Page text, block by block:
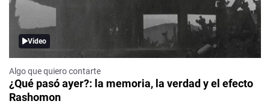
Video
Algo que quiero contarte
¿Qué pasó ayer?: la memoria, la verdad y el efecto
Rashomon